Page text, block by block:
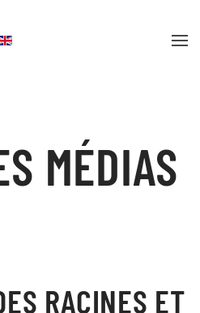
MÉDIAS
RACINES ET